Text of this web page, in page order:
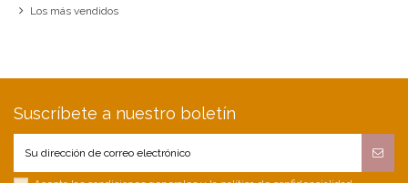
Los más vendidos
Suscríbete a nuestro boletín